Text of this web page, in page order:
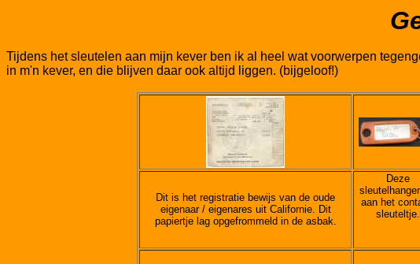
Tijdens het sleutelen aan mijn kever ben ik al heel wat voorwerpen
in m'n kever, en die blijven daar ook altijd liggen. (bijgeloof!)
Dit is het registratie bewijs van de oude
eigenaar / eigenares uit Californie. Dit
papiertje lag opgefrommeld in de asbak.
Deze
aan het
sleuteltje.